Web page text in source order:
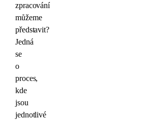
zpracování
můžeme
představit?
Jedná
se
o
proces,
kde
jsou
jednotlivé